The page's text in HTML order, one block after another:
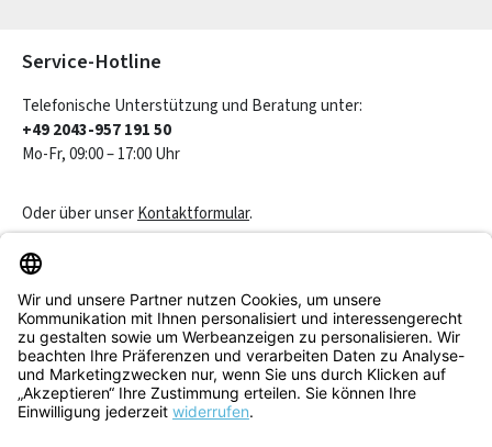
Service-Hotline
Telefonische Unterstützung und Beratung unter:
+49 2043-957 191 50
Mo-Fr, 09:00 – 17:00 Uhr
Oder über unserKontaktformular.
Service & Beratung
Informationen